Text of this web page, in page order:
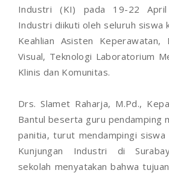
Industri (KI) pada 19-22 April
Industri diikuti oleh seluruh siswa
Keahlian Asisten Keperawatan,
Visual, Teknologi Laboratorium
Klinis dan Komunitas.
Drs. Slamet Raharja, M.Pd.,
Bantul beserta guru pendamping
panitia, turut mendampingi siswa
Kunjungan Industri di
sekolah menyatakan bahwa